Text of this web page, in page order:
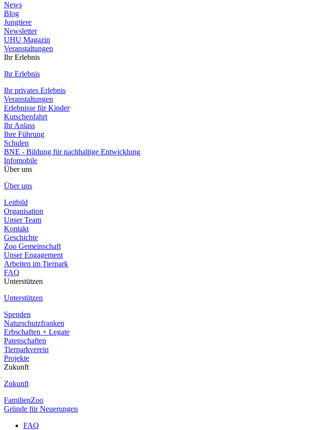
News
Blog
Jungtiere
Newsletter
UHU Magazin
Veranstaltungen
Ihr Erlebnis
Ihr Erlebnis
Ihr privates Erlebnis
Veranstaltungen
Erlebnisse für Kinder
Kutschenfahrt
Ihr Anlass
Ihre Führung
Schulen
BNE - Bildung für nachhaltige Entwicklung
Infomobile
Über uns
Über uns
Leitbild
Organisation
Unser Team
Kontakt
Geschichte
Zoo Gemeinschaft
Unser Engagement
Arbeiten im Tierpark
FAQ
Unterstützen
Unterstützen
Spenden
Naturschutzfranken
Erbschaften + Legate
Patenschaften
Tierparkverein
Projekte
Zukunft
Zukunft
FamilienZoo
Gründe für Neuerungen
FAQ